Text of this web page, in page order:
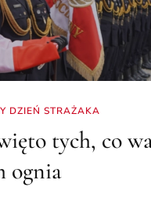
DZIEŃ STRAŻAKA
tych, co
ognia